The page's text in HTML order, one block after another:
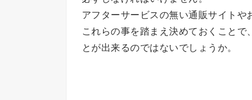
アフターサービスの無い通販サイトや
これらの事を踏まえ決めておくこと
とが出来るのではないでしょうか。